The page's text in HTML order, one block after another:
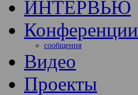
ИНТЕРВЬЮ
Конференции
сообщения
Видео
Проекты